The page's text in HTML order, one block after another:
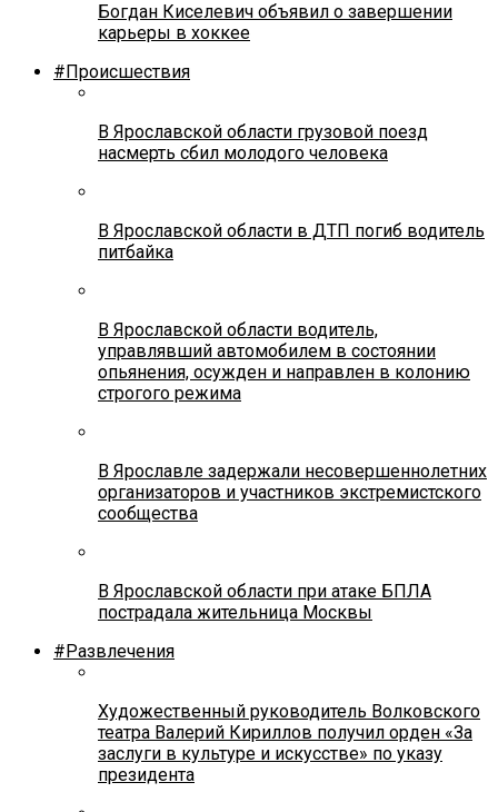
Богдан Киселевич объявил о завершении
карьеры в хоккее
#Происшествия
В Ярославской области грузовой поезд
насмерть сбил молодого человека
В Ярославской области в ДТП погиб водитель
питбайка
В Ярославской области водитель,
управлявший автомобилем в состоянии
опьянения, осужден и направлен в колонию
строгого режима
В Ярославле задержали несовершеннолетних
организаторов и участников экстремистского
сообщества
В Ярославской области при атаке БПЛА
пострадала жительница Москвы
#Развлечения
Художественный руководитель Волковского
театра Валерий Кириллов получил орден «За
заслуги в культуре и искусстве» по указу
президента